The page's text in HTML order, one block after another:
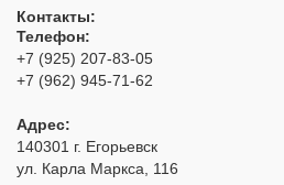
Контакты:
Телефон:
+7 (925) 207-83-05
+7 (962) 945-71-62
Адрес:
140301 г. Егорьевск
ул. Карла Маркса, 116